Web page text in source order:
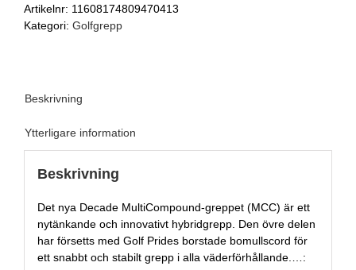
Artikelnr: 11608174809470413
Kategori: Golfgrepp
Beskrivning
Ytterligare information
Beskrivning
Det nya Decade MultiCompound-greppet (MCC) är ett
nytänkande och innovativt hybridgrepp. Den övre delen
har försetts med Golf Prides borstade bomullscord för
ett snabbt och stabilt grepp i alla väderförhållande.…: